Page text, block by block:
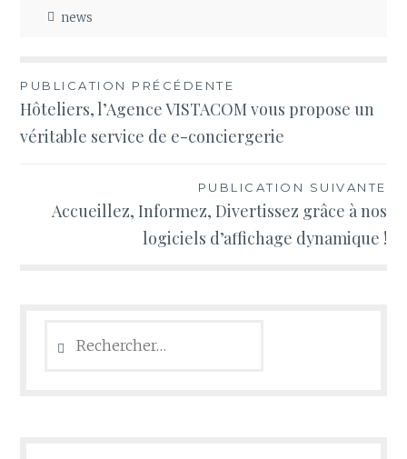
news
Navigation
de
PUBLICATION PRÉCÉDENTE
Hôteliers, l’Agence VISTACOM vous propose un
véritable service de e-conciergerie
PUBLICATION SUIVANTE
Accueillez, Informez, Divertissez grâce à nos
logiciels d’affichage dynamique !